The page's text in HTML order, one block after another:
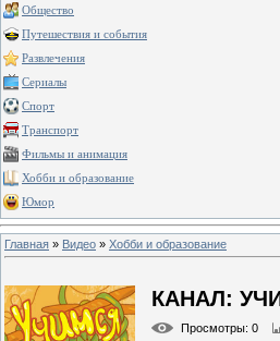
Общество
Путешествия и события
Развлечения
Сериалы
Спорт
Транспорт
Фильмы и анимация
Хобби и образование
Юмор
Главная » Видео » Хобби и образование
КАНАЛ:
Просмотры: 0